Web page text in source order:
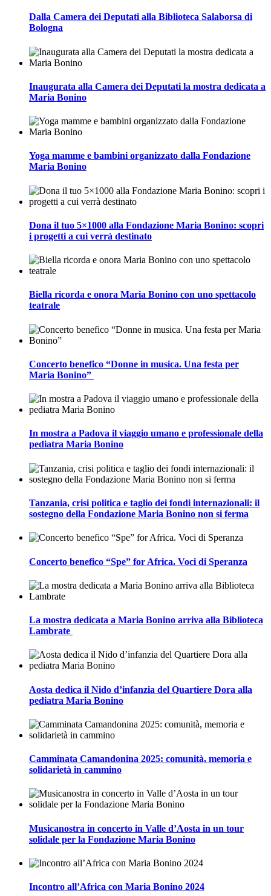
Dalla Camera dei Deputati alla Biblioteca Salaborsa di
Bologna
Inaugurata alla Camera dei Deputati la mostra dedicata a
Maria Bonino
Yoga mamme e bambini organizzato dalla Fondazione
Maria Bonino
Dona il tuo 5×1000 alla Fondazione Maria Bonino: scopri
i progetti a cui verrà destinato
Biella ricorda e onora Maria Bonino con uno spettacolo
teatrale
Concerto benefico “Donne in musica. Una festa per
Maria Bonino”
In mostra a Padova il viaggio umano e professionale della
pediatra Maria Bonino
Tanzania, crisi politica e taglio dei fondi internazionali: il
sostegno della Fondazione Maria Bonino non si ferma
Concerto benefico “Spe” for Africa. Voci di Speranza
La mostra dedicata a Maria Bonino arriva alla Biblioteca
Lambrate
Aosta dedica il Nido d’infanzia del Quartiere Dora alla
pediatra Maria Bonino
Camminata Camandonina 2025: comunità, memoria e
solidarietà in cammino
Musicanostra in concerto in Valle d’Aosta in un tour
solidale per la Fondazione Maria Bonino
Incontro all’Africa con Maria Bonino 2024